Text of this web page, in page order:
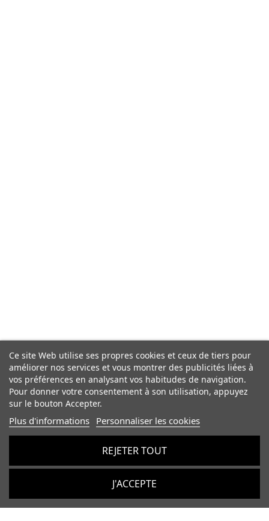
Ce site Web utilise ses propres cookies et ceux de tiers pour
améliorer nos services et vous montrer des publicités liées à
vos préférences en analysant vos habitudes de navigation.
Pour donner votre consentement à son utilisation, appuyez
sur le bouton Accepter.
Plus d'informations Personnaliser les cookies
REJETER TOUT
J'ACCEPTE